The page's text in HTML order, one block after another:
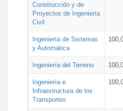
Construcción y de
Proyectos de Ingeniería
Civil
Ingeniería de Sistemas
y Automática
Ingeniería del Terreno
Ingeniería e
Infraestructura de los
Transportes